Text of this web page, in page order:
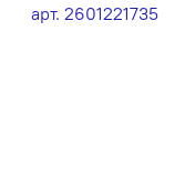
арт. 2601221735